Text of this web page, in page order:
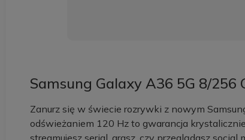
Samsung Galaxy A36 5G 8/
Zanurz się w świecie rozrywki z nowym
odświeżaniem 120 Hz to gwarancja